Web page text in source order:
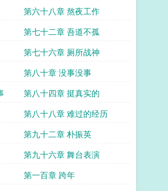
第六十八章 熬夜工作
第七十二章 吾道不孤
第七十六章 厕所战神
第八十章 没事没事
第八十四章 挺真实的
第八十八章 难过的经历
第九十二章 朴振英
第九十六章 舞台表演
第一百章 跨年